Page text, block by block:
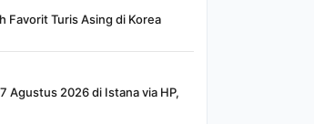
Favorit Turis Asing di Korea
Agustus 2026 di Istana via HP,